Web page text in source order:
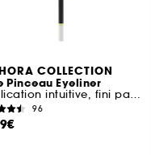
COLLECTION
Pinceau Eyeliner
Application intuitive, fini parfait
96